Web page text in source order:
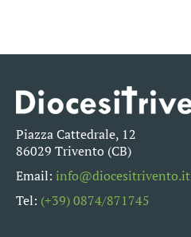
Piazza Cattedrale, 12
86029 Trivento (CB)
Email: info@diocesitrivento.it
Tel: (+39) 0874/871745